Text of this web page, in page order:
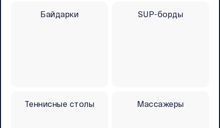
Байдарки SUP-борды
Теннисные столы Массажеры